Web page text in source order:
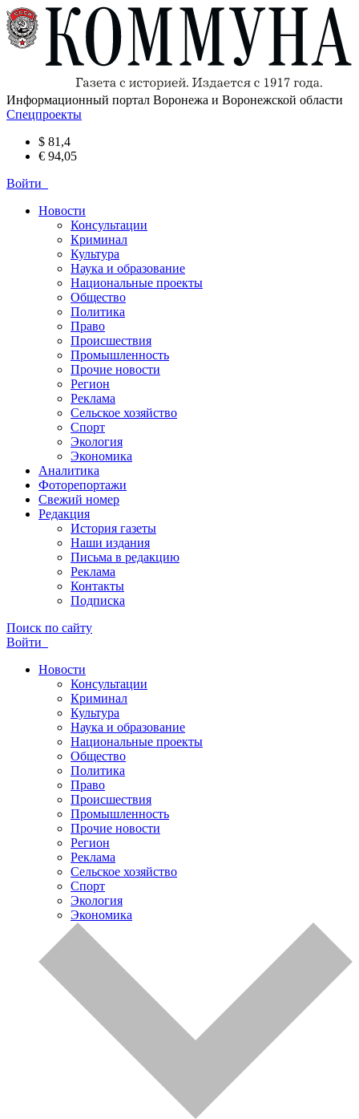
Информационный портал Воронежа и Воронежской области
Спецпроекты
$ 81,4
€ 94,05
Войти
Новости
Консультации
Криминал
Культура
Наука и образование
Национальные проекты
Общество
Политика
Право
Происшествия
Промышленность
Прочие новости
Регион
Реклама
Сельское хозяйство
Спорт
Экология
Экономика
Аналитика
Фоторепортажи
Свежий номер
Редакция
История газеты
Наши издания
Письма в редакцию
Реклама
Контакты
Подписка
Поиск по сайту
Войти
Новости
Консультации
Криминал
Культура
Наука и образование
Национальные проекты
Общество
Политика
Право
Происшествия
Промышленность
Прочие новости
Регион
Реклама
Сельское хозяйство
Спорт
Экология
Экономика